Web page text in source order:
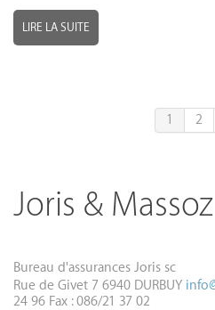
LIRE LA SUITE
1 2
Joris & Massoz
Bureau d'assurances Joris sc
Rue de Givet 7 6940 DURBUY
24 96 Fax : 086/21 37 02